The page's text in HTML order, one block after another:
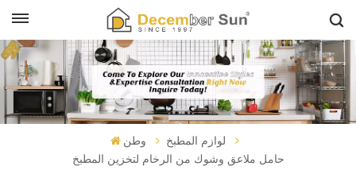
وطن
لوازم المطبخ
حامل ملاعق وشوك من الرخام لتخزين المطبخ